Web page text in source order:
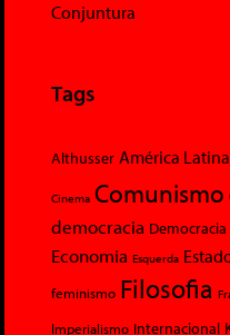
Conjuntura
Tags
Althusser América Latina
Cinema Comunismo
democracia
Economia Esquerda
feminismo Filosofia
Imperialismo Internacional